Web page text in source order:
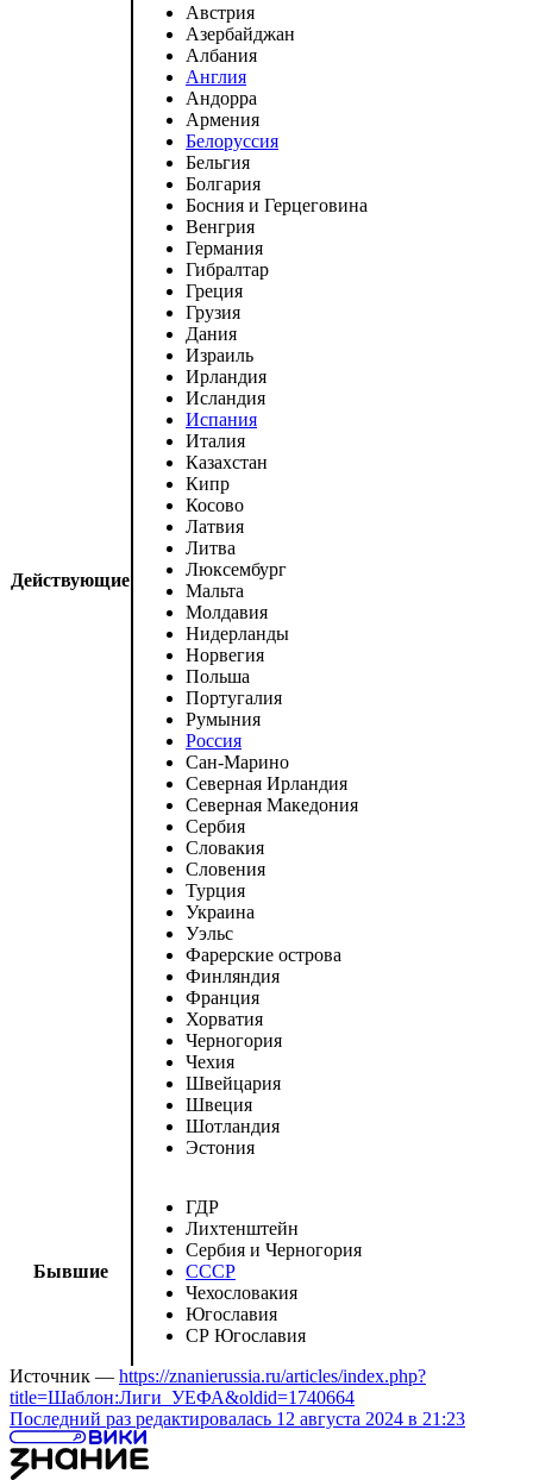
Действующие
Австрия
Азербайджан
Албания
Англия
Андорра
Армения
Белоруссия
Бельгия
Болгария
Босния и Герцеговина
Венгрия
Германия
Гибралтар
Греция
Грузия
Дания
Израиль
Ирландия
Исландия
Испания
Италия
Казахстан
Кипр
Косово
Латвия
Литва
Люксембург
Мальта
Молдавия
Нидерланды
Норвегия
Польша
Португалия
Румыния
Россия
Сан-Марино
Северная Ирландия
Северная Македония
Сербия
Словакия
Словения
Турция
Украина
Уэльс
Фарерские острова
Финляндия
Франция
Хорватия
Черногория
Чехия
Швейцария
Швеция
Шотландия
Эстония
Бывшие
ГДР
Лихтенштейн
Сербия и Черногория
СССР
Чехословакия
Югославия
СР Югославия
Источник — https://znanierussia.ru/articles/index.php?
title=Шаблон:Лиги_УЕФА&oldid=1740664
Последний раз редактировалась 12 августа 2024 в 21:23